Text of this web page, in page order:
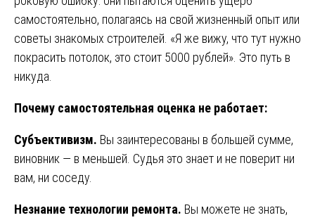
самостоятельно, полагаясь на свой жизненный опыт или
советы знакомых строителей. «Я же вижу, что тут нужно
покрасить потолок, это стоит 5000 рублей». Это путь в
никуда.
Почему самостоятельная оценка не работает:
Субъективизм. Вы заинтересованы в большей сумме,
виновник — в меньшей. Судья это знает и не поверит ни
вам, ни соседу.
Незнание технологии ремонта. Вы можете не знать,